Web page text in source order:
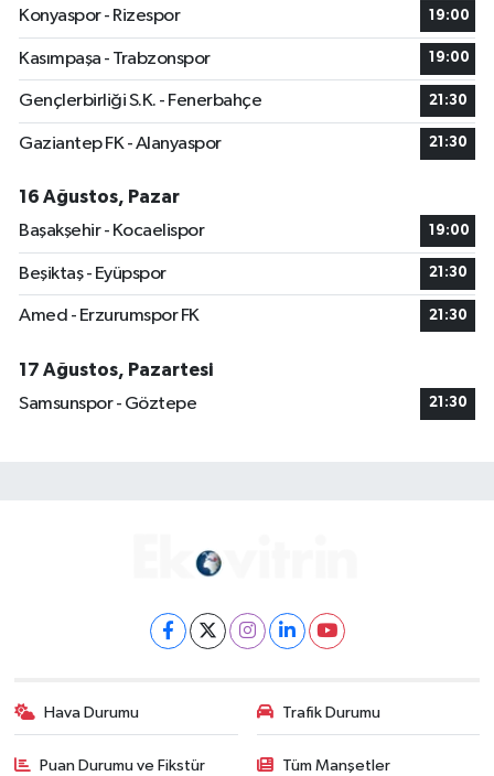
Konyaspor - Rizespor
19:00
Kasımpaşa - Trabzonspor 19:00
Gençlerbirliği S.K. - Fenerbahçe 21:30
Gaziantep FK - Alanyaspor 21:30
16 Ağustos, Pazar
Başakşehir - Kocaelispor
19:00
Beşiktaş - Eyüpspor 21:30
Amed - Erzurumspor FK 21:30
17 Ağustos, Pazartesi
Samsunspor - Göztepe
21:30
Hava Durumu Trafik Durumu
Puan Durumu ve Fikstür Tüm Manşetler